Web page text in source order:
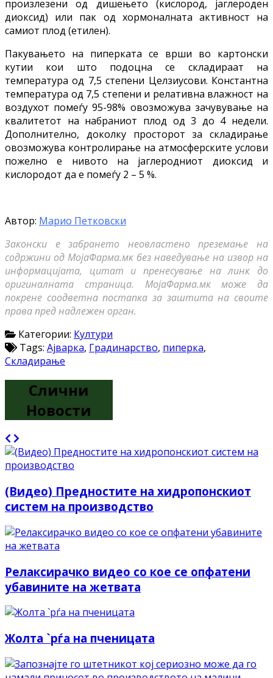
произлезени од дишењето (кислород, јаглероден
диоксид) или пак од хормоналната активност на
самиот плод (етилен).
Пакувањето на пиперката се врши во картонски
кутии кои што подоцна се складираат на
температура од 7,5 степени Целзиусови. Константна
температура од 7,5 степени и релативна влажност на
воздухот помеѓу 95-98% овозможува зачувување на
квалитетот на набраниот плод од 3 до 4 недели.
Дополнително, доколку просторот за складирање
овозможува контролирање на атмосферските услови
пожелно е нивото на јаглеродниот диоксид и
кислородот да е помеѓу 2 – 5 %.
Автор: Марио Петковски
Законски е забрането неовластено преземање на
содржини од МојаФарма.мк без наведување на извор на
информацијата, цитат и пренесување на линк до
оригиналната страница. МојаФарма.мк може да
покрене соодветна постапка за заштита на своите
права пред надлежен орган.
Категории: Култури
Tags: Ајварка, Градинарство, пиперка,
Складирање
Слични
Новости
(Видео) Предностите на хидропонскиот
систем на производство
Релаксирачко видео со кое се опфатени
убавините на жетвата
Жолта `рѓа на пченицата